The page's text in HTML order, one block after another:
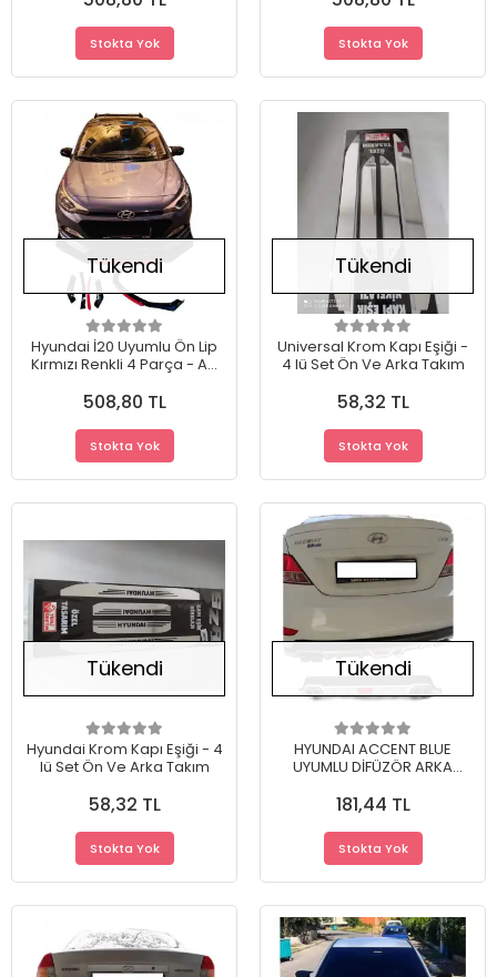
Stokta Yok Stokta Yok
Tükendi
Hyundai İ20 Uyumlu Ön Lip
Kırmızı Renkli 4 Parça - A+
508,80 TL
Stokta Yok
Tükendi
Universal Krom Kapı Eşiği -
4 lü Set Ön Ve Arka Takım
58,32 TL
Stokta Yok
Tükendi
Hyundai Krom Kapı Eşiği - 4
lü Set Ön Ve Arka Takım
58,32 TL
Stokta Yok
Tükendi
HYUNDAI ACCENT BLUE
UYUMLU DİFÜZÖR ARKA
181,44 TL
Stokta Yok